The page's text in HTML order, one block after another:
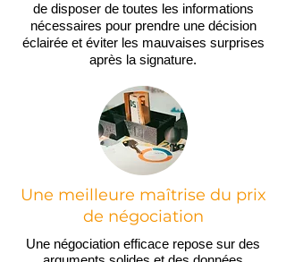
de disposer de toutes les informations
nécessaires pour prendre une décision
éclairée et éviter les mauvaises surprises
après la signature.
Une meilleure maîtrise du prix
de négociation
Une négociation efficace repose sur des